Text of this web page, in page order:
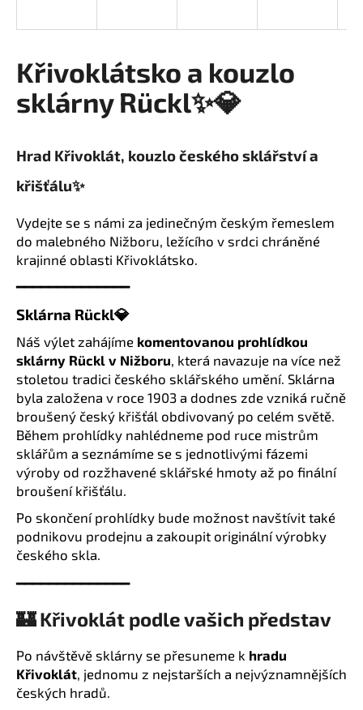
Křivoklátsko a kouzlo
sklárny Rückl✨💎
Hrad Křivoklát, kouzlo českého sklářství a
křišťálu✨
Vydejte se s námi za jedinečným českým řemeslem
do malebného Nižboru, ležícího v srdci chráněné
krajinné oblasti Křivoklátsko.
━━━━━━━━━━━━━━
Sklárna Rückl💎
Náš výlet zahájíme komentovanou prohlídkou
sklárny Rückl v Nižboru, která navazuje na více než
stoletou tradici českého sklářského umění. Sklárna
byla založena v roce 1903 a dodnes zde vzniká ručně
broušený český křišťál obdivovaný po celém světě.
Během prohlídky nahlédneme pod ruce mistrům
sklářům a seznámíme se s jednotlivými fázemi
výroby od rozžhavené sklářské hmoty až po finální
broušení křišťálu.
Po skončení prohlídky bude možnost navštívit také
podnikovu prodejnu a zakoupit originální výrobky
českého skla.
━━━━━━━━━━━━━━
🏰 Křivoklát podle vašich představ
Po návštěvě sklárny se přesuneme k hradu
Křivoklát, jednomu z nejstarších a nejvýznamnějších
českých hradů.
í
t
?
D
o
u
č
u
j
e
m
e